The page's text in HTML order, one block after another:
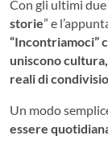
Con gli ultimi
storie” e
“Incontriamoci”
uniscono
reali di
Un modo
essere